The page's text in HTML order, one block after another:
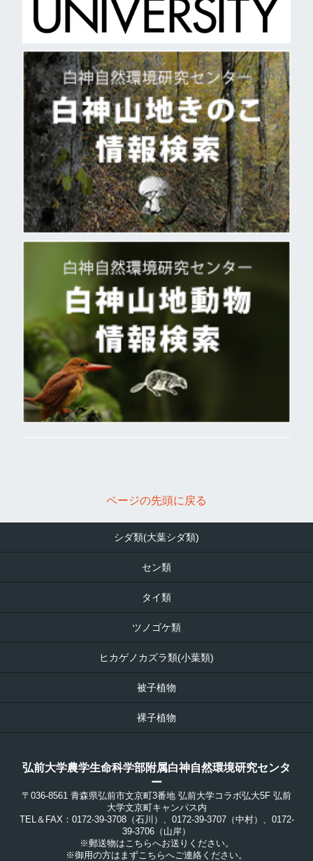
ページの先頭に戻る
シダ類(大葉シダ類)
セン類
タイ類
ツノゴケ類
ヒカゲノカズラ類(小葉類)
被子植物
裸子植物
弘前大学農学生命科学部附属白神自然環境研究センタ
ー
〒036-8561 青森県弘前市文京町3番地 弘前大学コラボ弘大5F 弘前
大学文京町キャンパス内
TEL＆FAX：0172-39-3708（石川）、0172-39-3707（中村）、0172-
39-3706（山岸）
※郵送物はこちらへお送りください。
※御用の方はまずこちらへご連絡ください。